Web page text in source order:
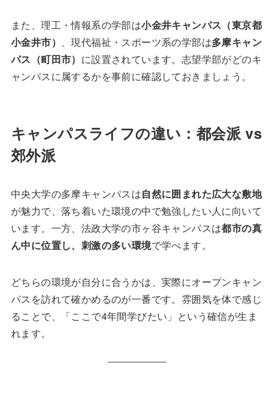
また、理工・情報系の学部は小金井キャンパス（東京都
小金井市） 、現代福祉・スポーツ系の学部は多摩キャン
パス（町田市） に設置されています。志望学部がどのキ
ャンパスに属するかを事前に確認しておきましょう。
キャンパスライフの違い：都会派 vs
郊外派
中央大学の多摩キャンパスは自然に囲まれた広大な敷地
が魅力で、落ち着いた環境の中で勉強したい人に向いて
います。一方、法政大学の市ヶ谷キャンパスは都市の真
ん中に位置し、刺激の多い環境で学べます。
どちらの環境が自分に合うかは、実際にオープンキャン
パスを訪れて確かめるのが一番です。雰囲気を体で感じ
ることで、「ここで4年間学びたい」という確信が生ま
れます。